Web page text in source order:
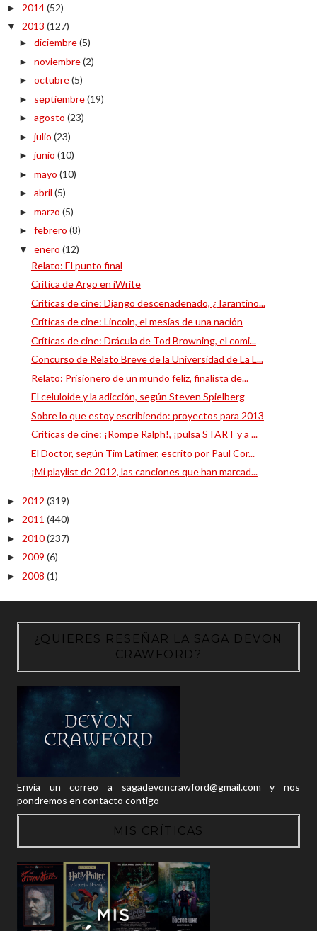
► 2014(52)
▼ 2013 (127)
► diciembre(5)
► noviembre(2)
► octubre(5)
► septiembre(19)
► agosto (23)
► julio (23)
► junio (10)
► mayo (10)
► abril (5)
► marzo (5)
► febrero (8)
▼ enero (12)
Relato: El punto final
Crítica de Argo en iWrite
Críticas de cine: Django descenadenado, ¿Tarantino...
Críticas de cine: Lincoln, el mesías de una nación
Críticas de cine: Drácula de Tod Browning, el comi...
Concurso de Relato Breve de la Universidad de La L...
Relato: Prisionero de un mundo feliz, finalista de...
El celuloide y la adicción, según Steven Spielberg
Sobre lo que estoy escribiendo: proyectos para 2013
Críticas de cine: ¡Rompe Ralph!, ¡pulsa START y a ...
El Doctor, según Tim Latimer, escrito por Paul Cor...
¡Mi playlist de 2012, las canciones que han marcad...
► 2012 (319)
► 2011 (440)
► 2010(237)
► 2009 (6)
► 2008 (1)
¿QUIERES RESEÑAR LA SAGA DEVON
CRAWFORD?
Envía un correo a sagadevoncrawford@gmail.com y nos
pondremos en contacto contigo
MIS CRÍTICAS